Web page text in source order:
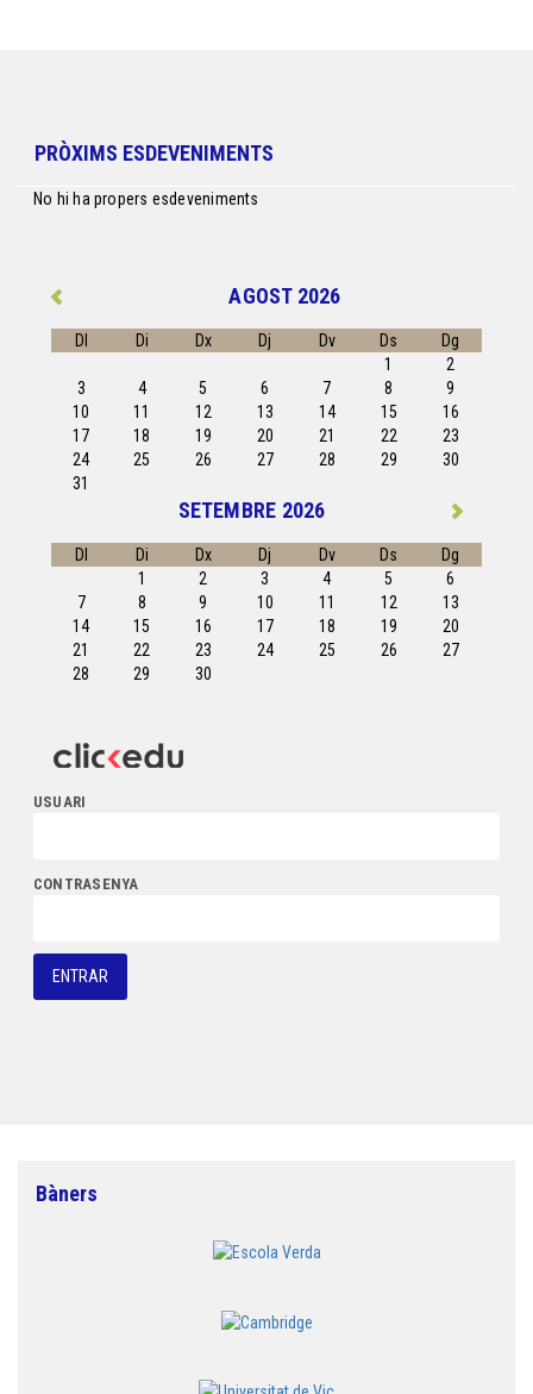
PRÒXIMS ESDEVENIMENTS
No hi ha propers esdeveniments
AGOST 2026
Dl Di Dx Dj Dv Ds
Dg
1
2
3
4 5 6 7 8
9
10
11 12 13 14 15
16
17
18 19 20 21 22
23
24
25 26 27 28 29
30
31
SETEMBRE 2026
Dl Di Dx Dj Dv Ds
Dg
1
2 3 4 5
6
7
8 9 10 11 12
13
14
15 16 17 18 19
20
21
22 23 24 25 26
27
28
29 30
USUARI
CONTRASENYA
Bàners